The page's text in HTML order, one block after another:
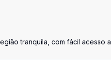
tranquila, com fácil acesso